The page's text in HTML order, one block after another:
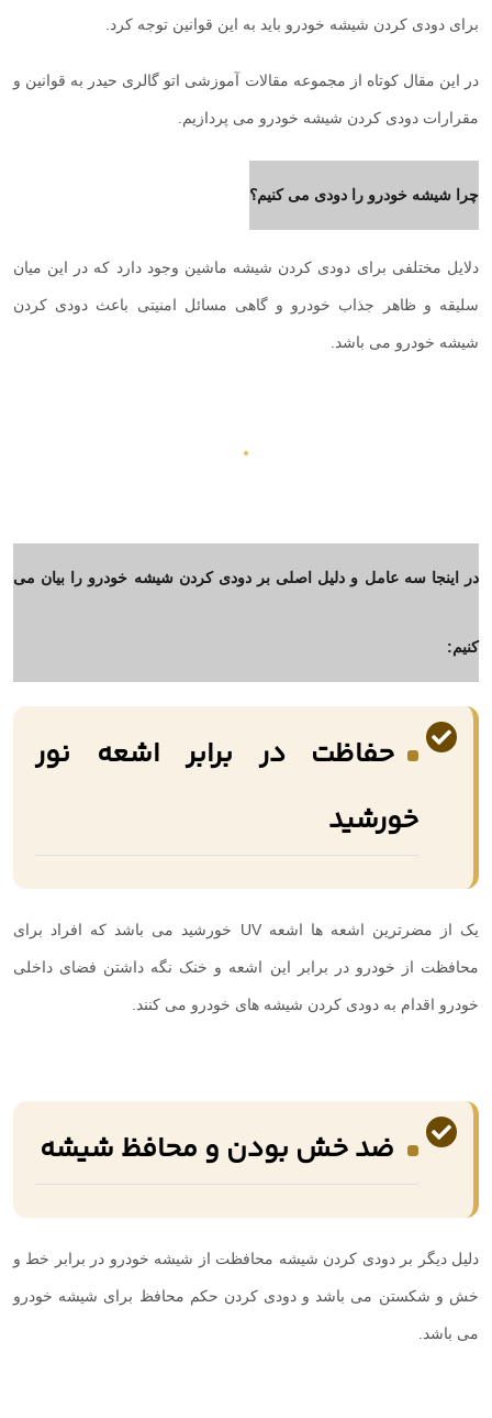
برای دودی کردن شیشه خودرو باید به این قوانین توجه کرد.
در این مقال کوتاه از مجموعه مقالات آموزشی اتو گالری حیدر به قوانین و
مقرارات دودی کردن شیشه خودرو می پردازیم.
چرا شیشه خودرو را دودی می کنیم؟
دلایل مختلفی برای دودی کردن شیشه ماشین وجود دارد که در این میان
سلیقه و ظاهر جذاب خودرو و گاهی مسائل امنیتی باعث دودی کردن
شیشه خودرو می باشد.
در اینجا سه عامل و دلیل اصلی بر دودی کردن شیشه خودرو را بیان می
کنیم:
حفاظت در برابر اشعه نور
خورشید
یک از مضرترین اشعه ها اشعهUV خورشید می باشد که افراد برای
محافظت از خودرو در برابر این اشعه و خنک نگه داشتن فضای داخلی
خودرو اقدام به دودی کردن شیشه های خودرو می کنند.
ضد خش بودن و محافظ شیشه
دلیل دیگر بر دودی کردن شیشه محافظت از شیشه خودرو در برابر خط و
خش و شکستن می باشد و دودی کردن حکم محافظ برای شیشه خودرو
می باشد.